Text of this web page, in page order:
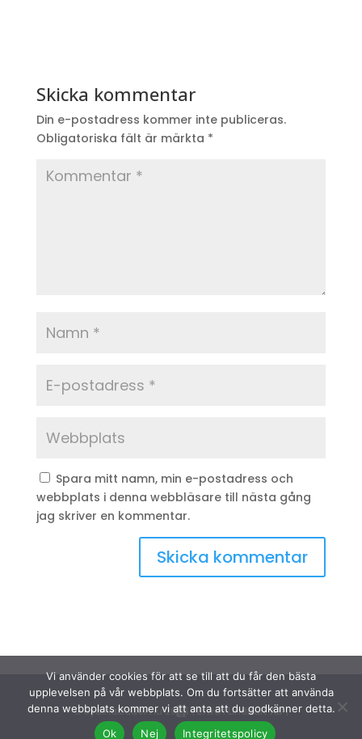
Skicka kommentar
Din e-postadress kommer inte publiceras.
Obligatoriska fält är märkta *
Spara mitt namn, min e-postadress och
webbplats i denna webbläsare till nästa gång
jag skriver en kommentar.
© Sydinakläder.nu 2026 | Efwa i Lindhult AB |
Vi använder cookies för att se till att du får den bästa
upplevelsen på vår webbplats. Om du fortsätter att använda
denna webbplats kommer vi att anta att du godkänner detta.
Ok
Nej Integritetspolicy